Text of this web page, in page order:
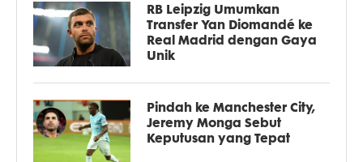
RB Leipzig Umumkan
Transfer Yan Diomandé ke
Real Madrid dengan Gaya
Unik
Pindah ke Manchester City,
Jeremy Monga Sebut
Keputusan yang Tepat